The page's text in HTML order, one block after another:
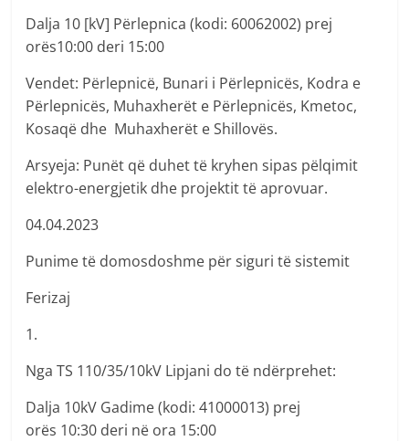
Dalja 10 [kV] Përlepnica (kodi: 60062002) prej
orës10:00 deri 15:00
Vendet: Përlepnicë, Bunari i Përlepnicës, Kodra e
Përlepnicës, Muhaxherët e Përlepnicës, Kmetoc,
Kosaqë dhe Muhaxherët e Shillovës.
Arsyeja: Punët që duhet të kryhen sipas pëlqimit
elektro-energjetik dhe projektit të aprovuar.
04.04.2023
Punime të domosdoshme për siguri të sistemit
Ferizaj
1.
Nga TS 110/35/10kV Lipjani do të ndërprehet:
Dalja 10kV Gadime (kodi: 41000013) prej
orës 10:30 deri në ora 15:00